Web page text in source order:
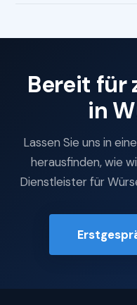
Bereit für
in
Lassen Sie uns in
herausfinden, wie
Dienstleister für